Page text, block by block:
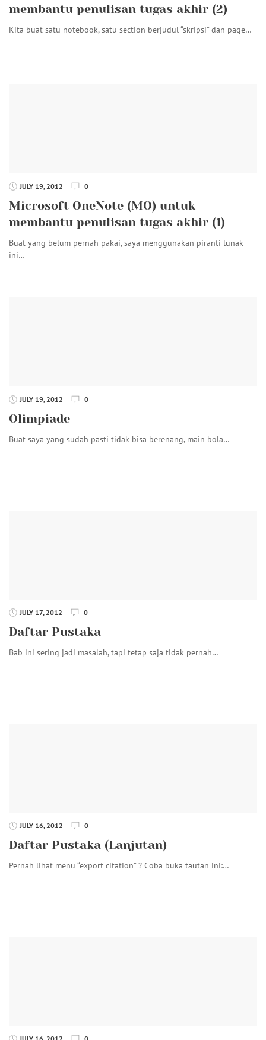
membantu penulisan tugas akhir (2)
Kita buat satu notebook, satu section berjudul “skripsi” dan page…
JULY 19, 2012 0
Microsoft OneNote (MO) untuk
membantu penulisan tugas akhir (1)
Buat yang belum pernah pakai, saya menggunakan piranti lunak
ini…
JULY 19, 2012 0
Olimpiade
Buat saya yang sudah pasti tidak bisa berenang, main bola…
JULY 17, 2012 0
Daftar Pustaka
Bab ini sering jadi masalah, tapi tetap saja tidak pernah…
JULY 16, 2012 0
Daftar Pustaka (Lanjutan)
Pernah lihat menu “export citation” ? Coba buka tautan ini:…
JULY 16, 2012 0